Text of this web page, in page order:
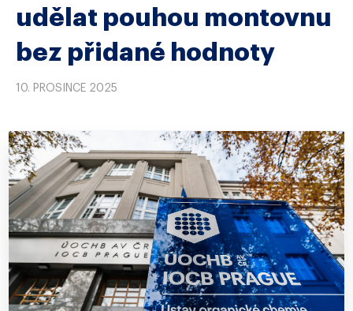
udělat pouhou montovnu
bez přidané hodnoty
10. PROSINCE 2025